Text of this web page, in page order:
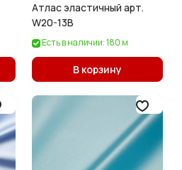
Атлас эластичный арт.
W20-13B
Есть в наличии: 180 м
В корзину